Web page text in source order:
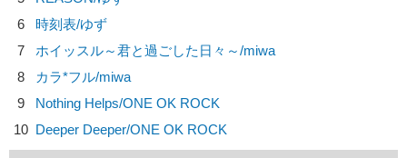
6
時刻表/ゆず
7
ホイッスル～君と過ごした日々～/miwa
8
カラ*フル/miwa
9
Nothing Helps/ONE OK ROCK
10 Deeper Deeper/ONE OK ROCK